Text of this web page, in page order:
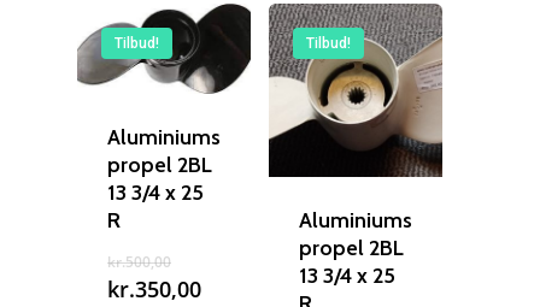
kr.500,00.
er:
kr.350,00.
kr.350,00.
Tilbud!
Aluminiums
propel 2BL
13 3/4 x 25
R
kr.500,00Den
oprindelige
kr.350,00Den
Tilbud!
Aluminiums
propel 2BL
13 3/4 x 25